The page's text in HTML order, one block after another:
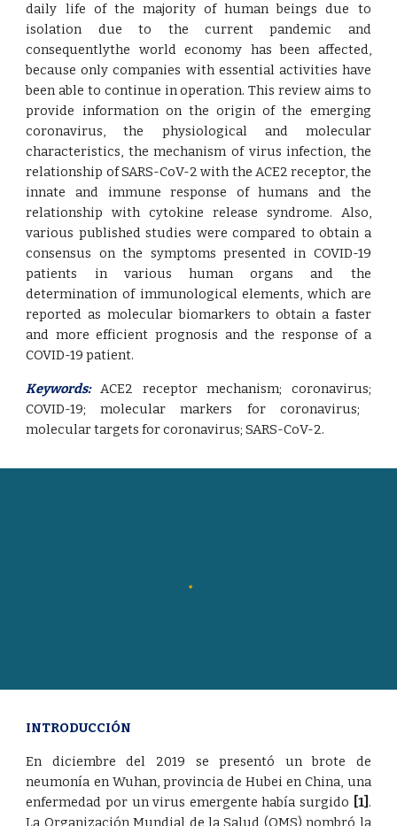
daily life of the majority of human beings due to
isolation due to the current pandemic and
consequentlythe world economy has been affected,
because only companies with essential activities have
been able to continue in operation. This review aims to
provide information on the origin of the emerging
coronavirus, the physiological and molecular
characteristics, the mechanism of virus infection, the
relationship of SARS-CoV-2 with the ACE2 receptor, the
innate and immune response of humans and the
relationship with cytokine release syndrome. Also,
various published studies were compared to obtain a
consensus on the symptoms presented in COVID-19
patients in various human organs and the
determination of immunological elements, which are
reported as molecular biomarkers to obtain a faster
and more efficient prognosis and the response of a
COVID-19 patient.
Keywords: ACE2 receptor mechanism; coronavirus;
COVID-19; molecular markers for coronavirus;
molecular targets for coronavirus; SARS-CoV-2.
INTRODUCCIÓN
En diciembre del 2019 se presentó un brote de
neumonía en Wuhan, provincia de Hubei en China, una
enfermedad por un virus emergente había surgido [1] .
La Organización Mundial de la Salud (OMS) nombró la